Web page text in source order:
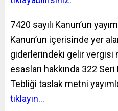
7420 sayılı Kanun’un
Kanun’un içerisinde yer
giderlerindeki gelir vergisi
esasları hakkında 322
Tebliği taslak metni
tıklayın…